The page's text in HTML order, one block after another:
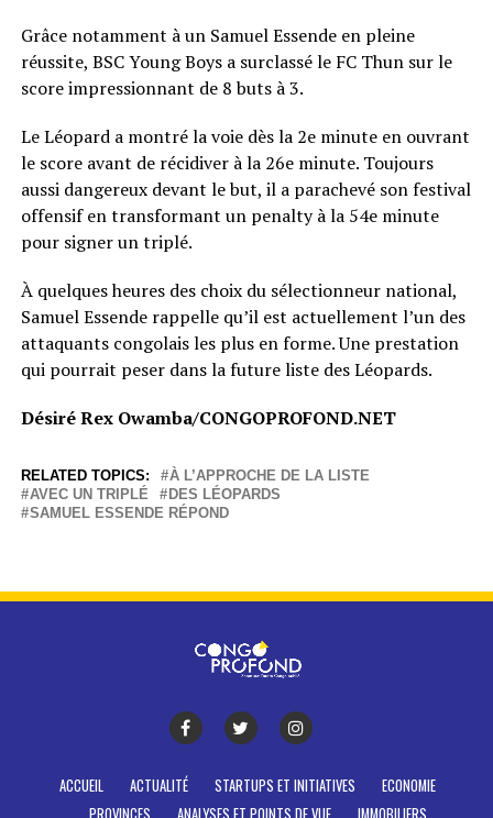
Grâce notamment à un Samuel Essende en pleine
réussite, BSC Young Boys a surclassé le FC Thun sur le
score impressionnant de 8 buts à 3.
Le Léopard a montré la voie dès la 2e minute en ouvrant
le score avant de récidiver à la 26e minute. Toujours
aussi dangereux devant le but, il a parachevé son festival
offensif en transformant un penalty à la 54e minute
pour signer un triplé.
À quelques heures des choix du sélectionneur national,
Samuel Essende rappelle qu’il est actuellement l’un des
attaquants congolais les plus en forme. Une prestation
qui pourrait peser dans la future liste des Léopards.
Désiré Rex Owamba/CONGOPROFOND.NET
RELATED TOPICS:
À L’APPROCHE DE LA LISTE
AVEC UN TRIPLÉ
DES LÉOPARDS
SAMUEL ESSENDE RÉPOND
ACCUEIL ACTUALITÉ STARTUPS ET INITIATIVES
ECONOMIE